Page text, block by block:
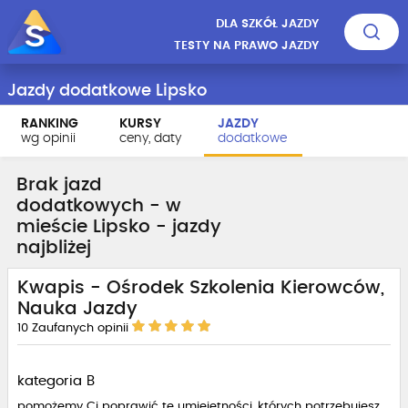
DLA SZKÓŁ JAZDY
TESTY NA PRAWO JAZDY
Jazdy dodatkowe Lipsko
RANKING
wg opinii
KURSY
ceny, daty
JAZDY
dodatkowe
Brak jazd
dodatkowych - w
mieście Lipsko - jazdy
najbliżej
Kwapis - Ośrodek Szkolenia Kierowców,
Nauka Jazdy
10 Zaufanych opinii
kategoria B